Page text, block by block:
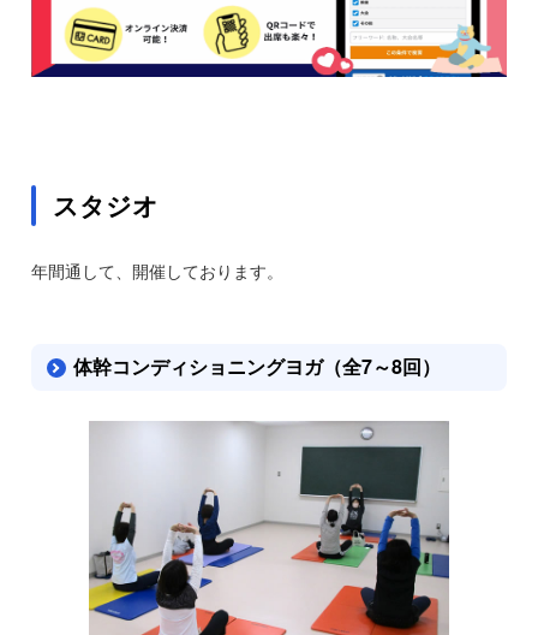
スタジオ
年間通して、開催しております。
体幹コンディショニングヨガ（全7～8回）